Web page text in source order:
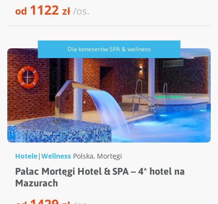
od 1122 zł/os.
Dla koneserów SPA & wellness
Hotele|Wellness Polska, Mortęgi
Pałac Mortęgi Hotel & SPA – 4* hotel na
Mazurach